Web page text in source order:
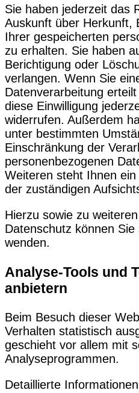
Sie haben jederzeit das
Auskunft über Herkunft,
Ihrer gespeicherten
zu erhalten. Sie haben
Berichtigung oder
verlangen. Wenn Sie
Datenverarbeitung
diese Einwilligung
widerrufen. Außerdem
unter bestimmten
Einschränkung der
personenbezogenen
Weiteren steht Ihnen
der zuständigen
Hierzu sowie zu
Datenschutz können
wenden.
Analyse-Tools und
anbietern
Beim Besuch dieser
Verhalten statistisch
geschieht vor allem mit
Analyseprogrammen.
Detaillierte